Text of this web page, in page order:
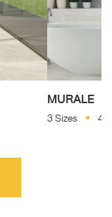
MURALE
3 Sizes 4